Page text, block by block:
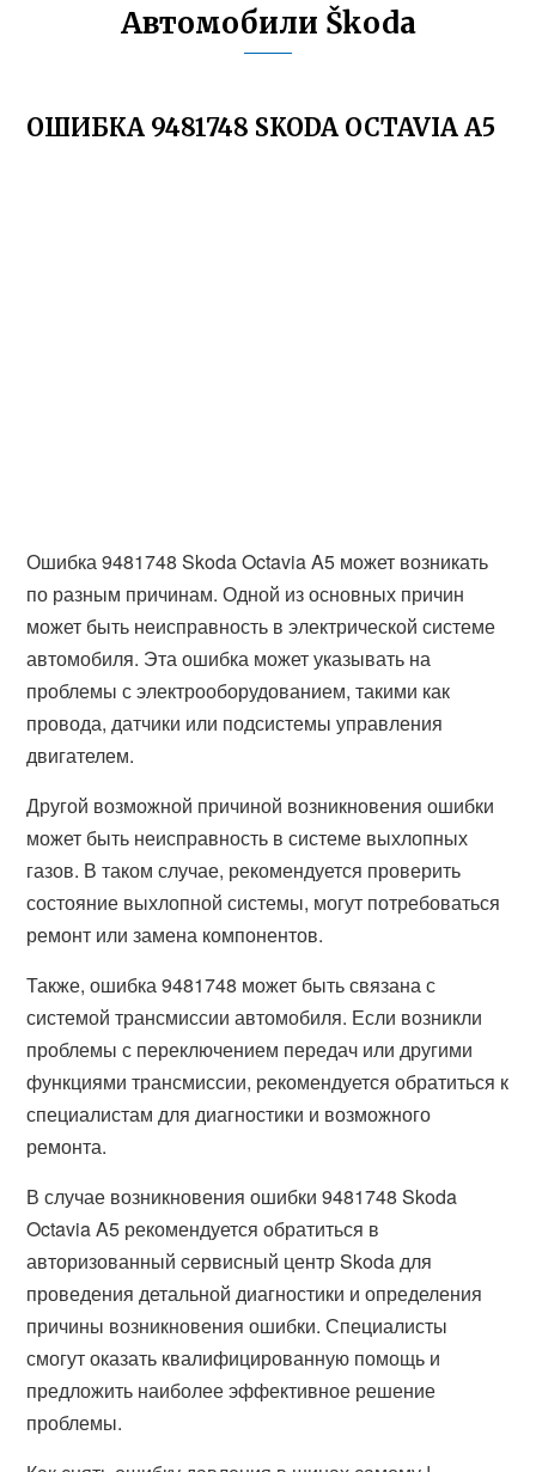
Автомобили Škoda
ОШИБКА 9481748 SKODA OCTAVIA A5
Ошибка 9481748 Skoda Octavia A5 может возникать
по разным причинам. Одной из основных причин
может быть неисправность в электрической системе
автомобиля. Эта ошибка может указывать на
проблемы с электрооборудованием, такими как
провода, датчики или подсистемы управления
двигателем.
Другой возможной причиной возникновения ошибки
может быть неисправность в системе выхлопных
газов. В таком случае, рекомендуется проверить
состояние выхлопной системы, могут потребоваться
ремонт или замена компонентов.
Также, ошибка 9481748 может быть связана с
системой трансмиссии автомобиля. Если возникли
проблемы с переключением передач или другими
функциями трансмиссии, рекомендуется обратиться к
специалистам для диагностики и возможного
ремонта.
В случае возникновения ошибки 9481748 Skoda
Octavia A5 рекомендуется обратиться в
авторизованный сервисный центр Skoda для
проведения детальной диагностики и определения
причины возникновения ошибки. Специалисты
смогут оказать квалифицированную помощь и
предложить наиболее эффективное решение
проблемы.